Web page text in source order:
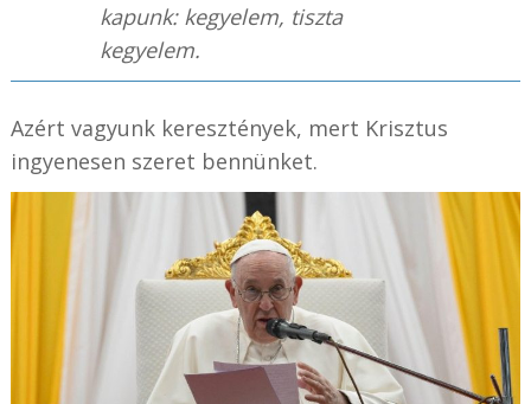
kapunk: kegyelem, tiszta
kegyelem.
Azért vagyunk keresztények, mert Krisztus
ingyenesen szeret bennünket.